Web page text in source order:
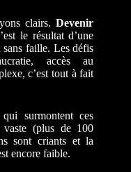
clairs.Devenir
le résultat d’une
sans faille. Les défis
accès au
c’est tout à fait
surmontent ces
vaste (plus de 100
sont criants et la
encore faible.